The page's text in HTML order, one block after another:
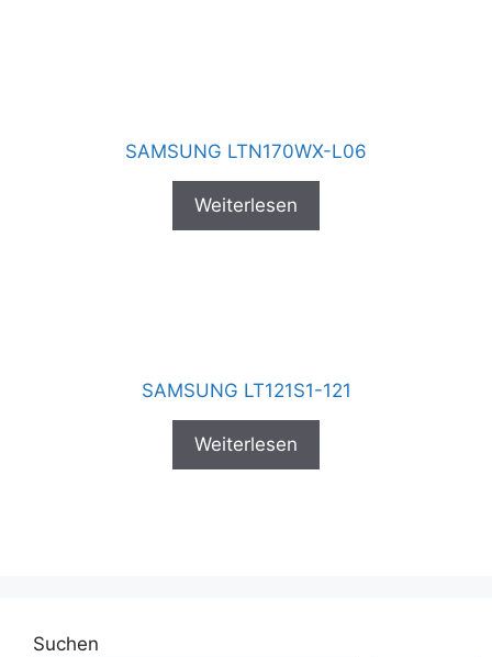
SAMSUNG LTN170WX-L06
Weiterlesen
SAMSUNG LT121S1-121
Weiterlesen
Suchen